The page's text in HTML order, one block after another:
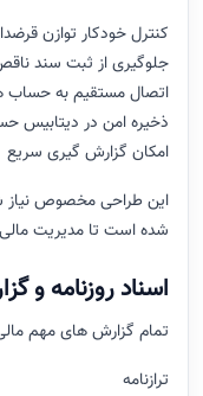
کنترل خودکار توازن
جلوگیری از ثبت سند
اتصال مستقیم به
ذخیره امن در دیتابیس
امکان گزارش گیری سریع
این طراحی مخصوص نیاز
شده است تا مدیریت
اسناد روزنامه و
تمام گزارش های مهم
ترازنامه